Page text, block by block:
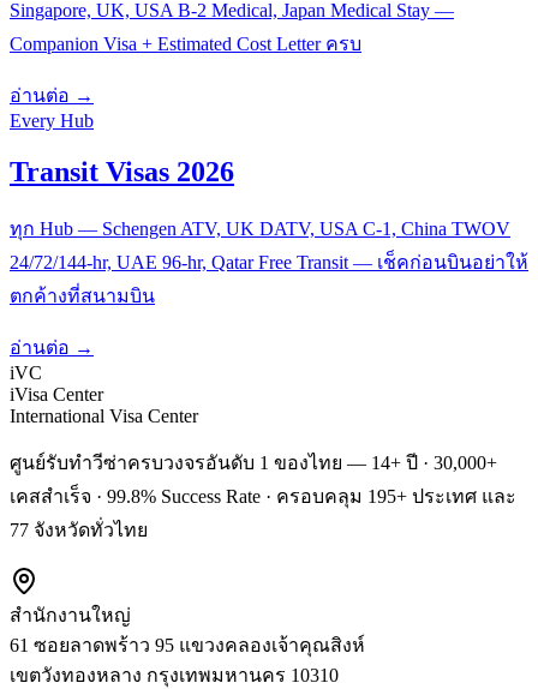
Singapore, UK, USA B-2 Medical, Japan Medical Stay —
Companion Visa + Estimated Cost Letter ครบ
อ่านต่อ →
Every Hub
Transit Visas 2026
ทุก Hub — Schengen ATV, UK DATV, USA C-1, China TWOV
24/72/144-hr, UAE 96-hr, Qatar Free Transit — เช็คก่อนบินอย่าให้
ตกค้างที่สนามบิน
อ่านต่อ →
iVC
iVisa Center
International Visa Center
ศูนย์รับทำวีซ่าครบวงจรอันดับ 1 ของไทย — 14+ ปี · 30,000+
เคสสำเร็จ · 99.8% Success Rate · ครอบคลุม 195+ ประเทศ และ
77 จังหวัดทั่วไทย
สำนักงานใหญ่
61 ซอยลาดพร้าว 95 แขวงคลองเจ้าคุณสิงห์
เขตวังทองหลาง กรุงเทพมหานคร 10310